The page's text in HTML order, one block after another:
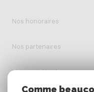
Nos honoraires
Nos partenaires
Mentions légales
Comme